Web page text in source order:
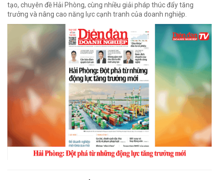
tạo, chuyên đề Hải Phòng, cùng nhiều giải pháp thúc đẩy tăng
trưởng và nâng cao năng lực cạnh tranh của doanh nghiệp.